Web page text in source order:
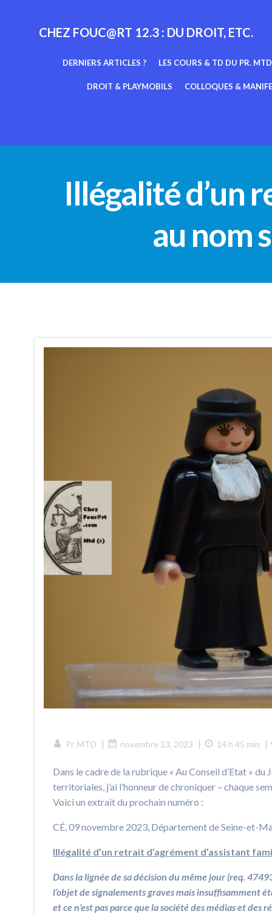
CHEZ FOUC@RT 12.3 : DU DROIT, ETC.
DERNIERS ARTICLES ? LES COURS & TD DU PR. MTD
DROIT & PLAYMOBILS COLLOQUES &
Illégalité d’un
au nom
Pr. MTD | novembre 13, 2023 | 14 h 45 min |
Dans le cadre de la rubrique « Au Conseil d’Etat »
territoriales, j’ai l’honneur de chroniquer – chaque
Voici un extrait du prochain numéro :
CÉ, 09 novembre 2023, Département de Seine-et-
Illégalité d’un retrait d’agrément d’assistant
Dans la lignée de sa décision du même jour (req.
l’objet de signalements graves mais insuffisamment
et ce n’est pas parce que la société des médias et